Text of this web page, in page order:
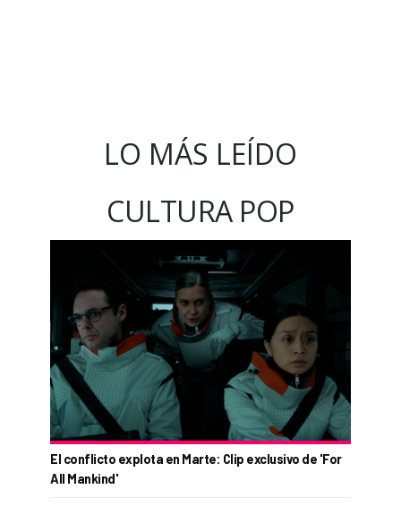
LO MÁS LEÍDO
CULTURA POP
El conflicto explota en Marte: Clip exclusivo de 'For
All Mankind'